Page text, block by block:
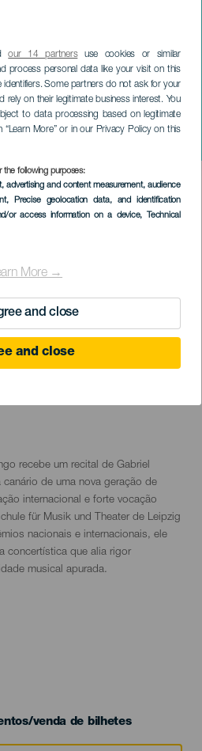
our 14 partnersuse cookies or similar
process personal data like your visit on this
Some partners do not ask for your
on their legitimate business interest. You
to data processing based on legitimate
More” or in our Privacy Policy on this
the following purposes:
advertising and content measurement, audience
, Precise geolocation data, and identification
or access information on a device, Technical
More →
and close
and close
recebe um recital de Gabriel
de uma nova geração de
internacional e forte vocação
für Musik und Theater de Leipzig
nacionais e internacionais, ele
concertística que alia rigor
musical apurada.
venda de bilhetes